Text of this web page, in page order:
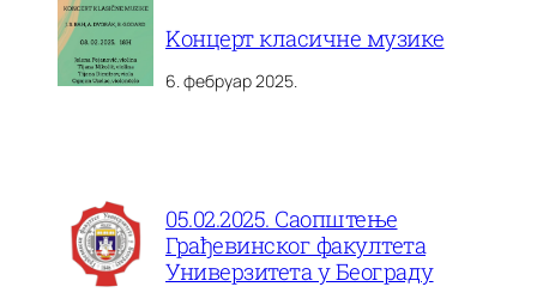
Kонцерт класичне музике
6. фебруар 2025.
05.02.2025. Саопштење
Грађевинског факултета
Универзитета у Београду